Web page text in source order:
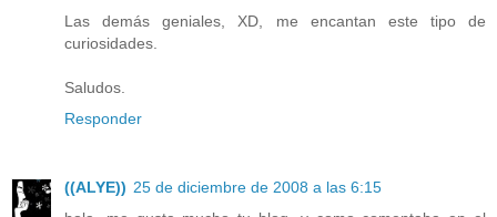
Las demás geniales, XD, me encantan este tipo de
curiosidades.
Saludos.
Responder
((ALYE)) 25 de diciembre de 2008 a las 6:15